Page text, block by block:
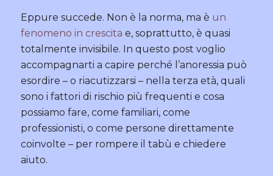
Eppure succede. Non è la norma, ma è un
fenomeno in crescita e, soprattutto, è quasi
totalmente invisibile. In questo post voglio
accompagnarti a capire perché l’anoressia può
esordire – o riacutizzarsi – nella terza età, quali
sono i fattori di rischio più frequenti e cosa
possiamo fare, come familiari, come
professionisti, o come persone direttamente
coinvolte – per rompere il tabù e chiedere
aiuto.